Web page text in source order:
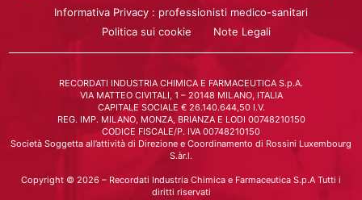
Informativa Privacy : professionisti medico-sanitari
Politica sui cookie
Note Legali
RECORDATI INDUSTRIA CHIMICA E FARMACEUTICA S.p.A.
VIA MATTEO CIVITALI, 1 – 20148 MILANO, ITALIA
CAPITALE SOCIALE € 26.140.644,50 I.V.
REG. IMP. MILANO, MONZA, BRIANZA E LODI 00748210150
CODICE FISCALE/P. IVA 00748210150
Società Soggetta all’attività di Direzione e Coordinamento di Rossini Luxembourg
S.àr.l.
Copyright © 2026 – Recordati Industria Chimica e Farmaceutica S.p.A Tutti i
diritti riservati